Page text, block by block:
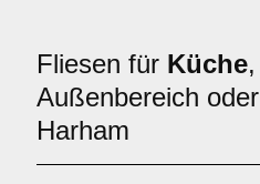
Fliesen für Küche,
Außenbereich
Harham